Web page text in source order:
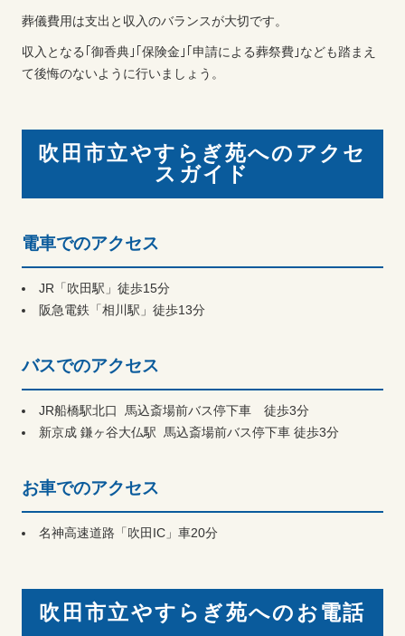
葬儀費用は支出と収入のバランスが大切です。
収入となる｢御香典｣｢保険金｣｢申請による葬祭費｣なども踏まえ
て後悔のないように行いましょう。
吹田市立やすらぎ苑へのアクセ
スガイド
電車でのアクセス
JR「吹田駅」徒歩15分
阪急電鉄「相川駅」徒歩13分
バスでのアクセス
JR船橋駅北口 馬込斎場前バス停下車 徒歩3分
新京成 鎌ヶ谷大仏駅 馬込斎場前バス停下車 徒歩3分
お車でのアクセス
名神高速道路「吹田IC」車20分
吹田市立やすらぎ苑へのお電話